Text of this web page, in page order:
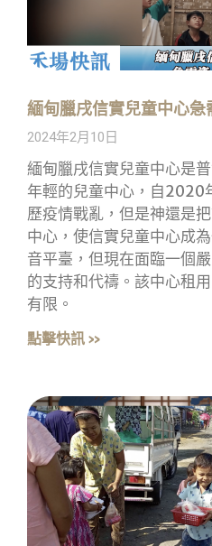
緬甸臘戌信實兒童中心急
2024年2月10日
緬甸臘戌信實兒童中心是
年輕的兒童中心，自2020
歷疫情戰亂，但是神還是
中心，使信實兒童中心成
音平臺，但現在面臨一個
的支持和代禱。該中心租
有限。
點擊快訊 »